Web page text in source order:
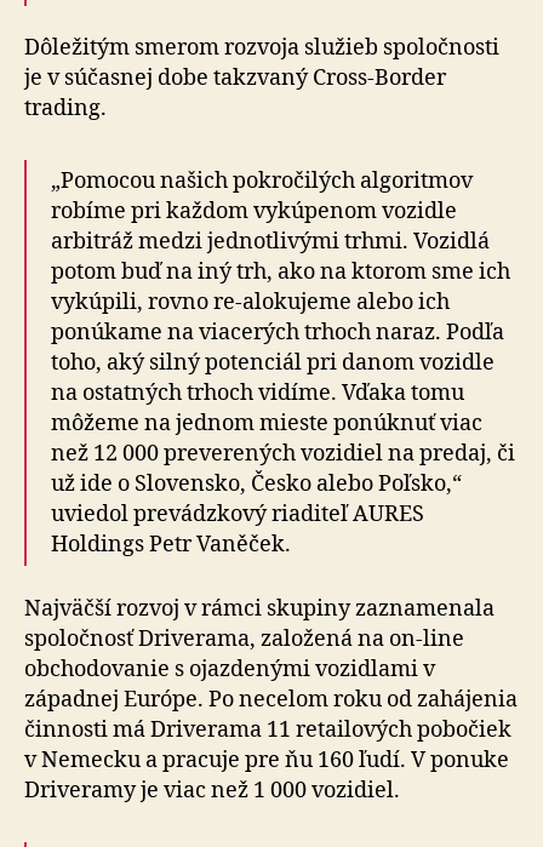
Dôležitým smerom rozvoja služieb spoločnosti
je v súčasnej dobe takzvaný Cross-Border
trading.
„Pomocou našich pokročilých algoritmov
robíme pri každom vykúpenom vozidle
arbitráž medzi jednotlivými trhmi. Vozidlá
potom buď na iný trh, ako na ktorom sme ich
vykúpili, rovno re-alokujeme alebo ich
ponúkame na viacerých trhoch naraz. Podľa
toho, aký silný potenciál pri danom vozidle
na ostatných trhoch vidíme. Vďaka tomu
môžeme na jednom mieste ponúknuť viac
než 12 000 preverených vozidiel na predaj, či
už ide o Slovensko, Česko alebo Poľsko,“
uviedol prevádzkový riaditeľ AURES
Holdings Petr Vaněček.
Najväčší rozvoj v rámci skupiny zaznamenala
spoločnosť Driverama, založená na on-line
obchodovanie s ojazdenými vozidlami v
západnej Európe. Po necelom roku od zahájenia
činnosti má Driverama 11 retailových pobočiek
v Nemecku a pracuje pre ňu 160 ľudí. V ponuke
Driveramy je viac než 1 000 vozidiel.